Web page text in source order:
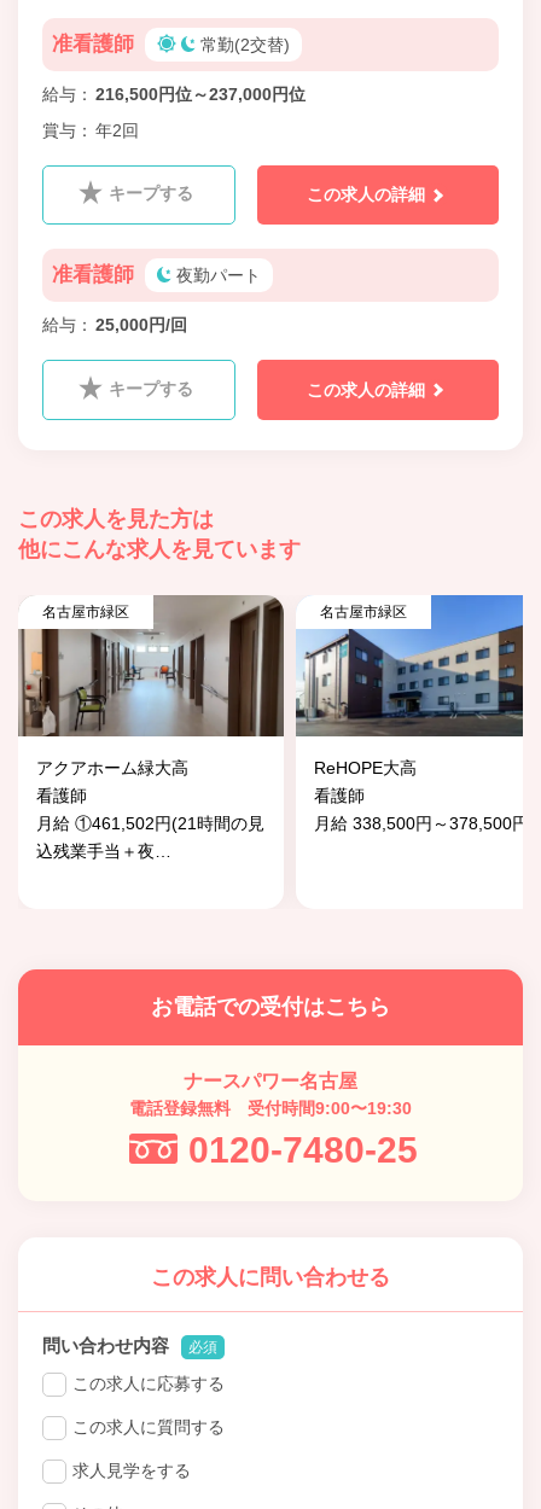
准看護師 常勤(2交替)
給与
216,500円位～237,000円位
賞与
年2回
キープする この求人の詳細
准看護師 夜勤パート
給与 25,000円/回
キープする この求人の詳細
この求人を見た方は
他にこんな求人を見ています
名古屋市緑区
アクアホーム緑大高
看護師
月給 ①461,502円(21時間の見
込残業手当＋夜
名古屋市緑区
ReHOPE大高
看護師
月給 338,500円～378,500円
お電話での受付はこちら
ナースパワー名古屋
電話登録無料 受付時間9:00〜19:30
0120-7480-25
この求人に問い合わせる
問い合わせ内容 必須
この求人に応募する
この求人に質問する
求人見学をする